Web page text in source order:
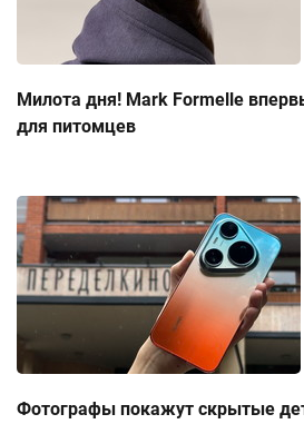
Милота дня! Mark Formelle
для питомцев
Фотографы покажут скрытые